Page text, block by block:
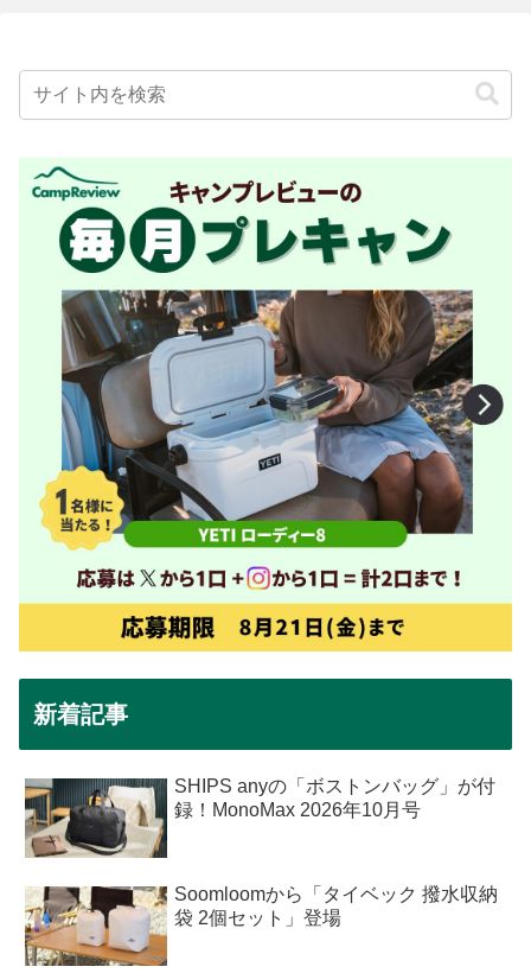
新着記事
SHIPS anyの「ボストンバッグ」が付
録！MonoMax 2026年10月号
Soomloomから「タイベック 撥水収納
袋 2個セット」登場